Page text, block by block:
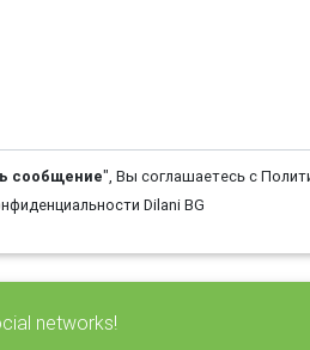
сообщение", Вы соглашаетесь с
Dilani BG
networks!